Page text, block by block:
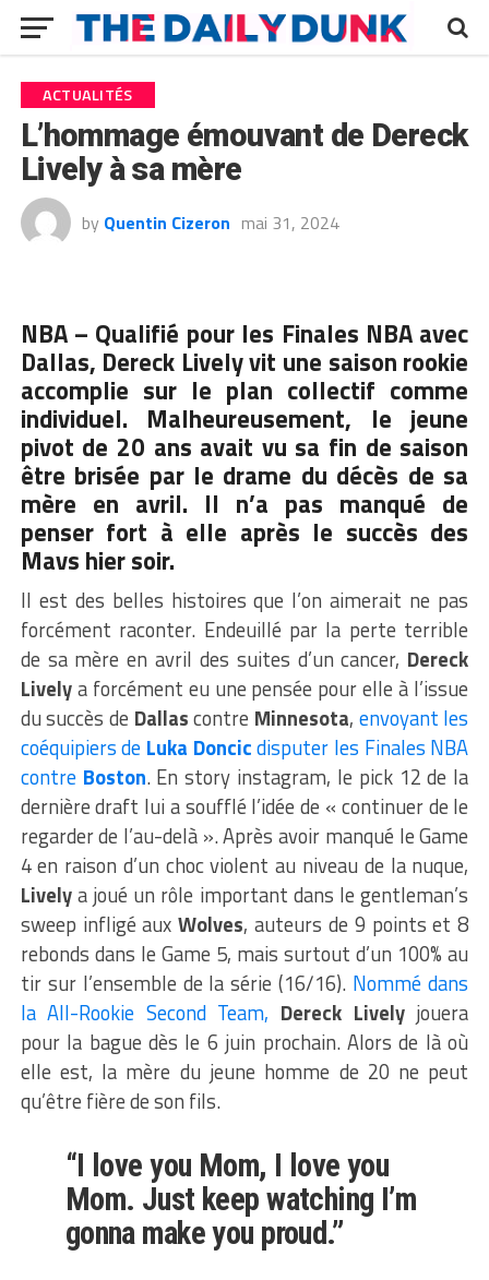
ACTUALITÉS
L’hommage émouvant de Dereck
Lively à sa mère
by Quentin Cizeron mai 31, 2024
NBA – Qualifié pour les Finales NBA avec
Dallas, Dereck Lively vit une saison rookie
accomplie sur le plan collectif comme
individuel. Malheureusement, le jeune
pivot de 20 ans avait vu sa fin de saison
être brisée par le drame du décès de sa
mère en avril. Il n’a pas manqué de
penser fort à elle après le succès des
Mavs hier soir.
Il est des belles histoires que l’on aimerait ne pas
forcément raconter. Endeuillé par la perte terrible
de sa mère en avril des suites d’un cancer, Dereck
Livelya forcément eu une pensée pour elle à l’issue
du succès de Dallascontre Minnesota, envoyant les
coéquipiers de Luka Doncicdisputer les Finales NBA
contre Boston. En story instagram, le pick 12 de la
dernière draft lui a soufflé l’idée de « continuer de le
regarder de l’au-delà ». Après avoir manqué le Game
4 en raison d’un choc violent au niveau de la nuque,
Livelya joué un rôle important dans le gentleman’s
sweep infligé auxWolves, auteurs de 9 points et 8
rebonds dans le Game 5, mais surtout d’un 100% au
tir sur l’ensemble de la série (16/16). Nommé dans
la All-Rookie Second Team, Dereck Livelyjouera
pour la bague dès le 6 juin prochain. Alors de là où
elle est, la mère du jeune homme de 20 ne peut
qu’être fière de son fils.
“I love you Mom, I love you
Mom. Just keep watching I’m
gonna make you proud.”